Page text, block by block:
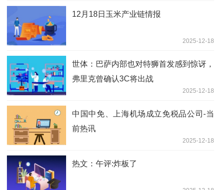
12月18日玉米产业链情报
2025-12-18
世体：巴萨内部也对特狮首发感到惊讶，
弗里克曾确认3C将出战
2025-12-18
中国中免、上海机场成立免税品公司-当
前热讯
2025-12-18
热文：午评:炸板了